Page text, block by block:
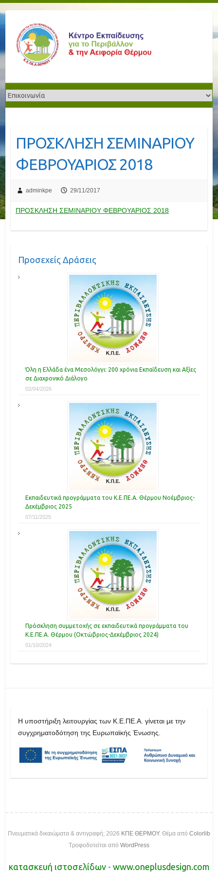
ΠΡΟΣΚΛΗΣΗ ΣΕΜΙΝΑΡΙΟΥ
ΦΕΒΡΟΥΑΡΙΟΣ 2018
adminkpe 29/11/2017
ΠΡΟΣΚΛΗΣΗ ΣΕΜΙΝΑΡΙΟΥ ΦΕΒΡΟΥΑΡΙΟΣ 2018
Προσεχείς Δράσεις
Όλη η Ελλάδα ένα Μεσολόγγι: 200 χρόνια Εκπαίδευση και Αξίες
σε Διαχρονικό Διάλογο
02/04/2026
Εκπαιδευτικά προγράμματα του Κ.Ε.ΠΕ.Α. Θέρμου Νοέμβριος-
Δεκέμβριος 2025
07/11/2025
Πρόσκληση συμμετοχής σε εκπαιδευτικά προγράμματα του
Κ.Ε.ΠΕ.Α. Θέρμου (Οκτώβριος-Δεκέμβριος 2024)
01/10/2024
H υποστήριξη λειτουργίας των Κ.Ε.ΠΕ.Α. γίνεται με την
συγχρηματοδότηση της Ευρωπαϊκής Ένωσης.
Πνευματικά δικαιώματα & αντιγραφή; 2026 ΚΠΕ ΘΕΡΜΟΥ. Θέμα από Colorlib
Τροφοδοτείται από WordPress
κατασκευή ιστοσελίδων - www.oneplusdesign.com